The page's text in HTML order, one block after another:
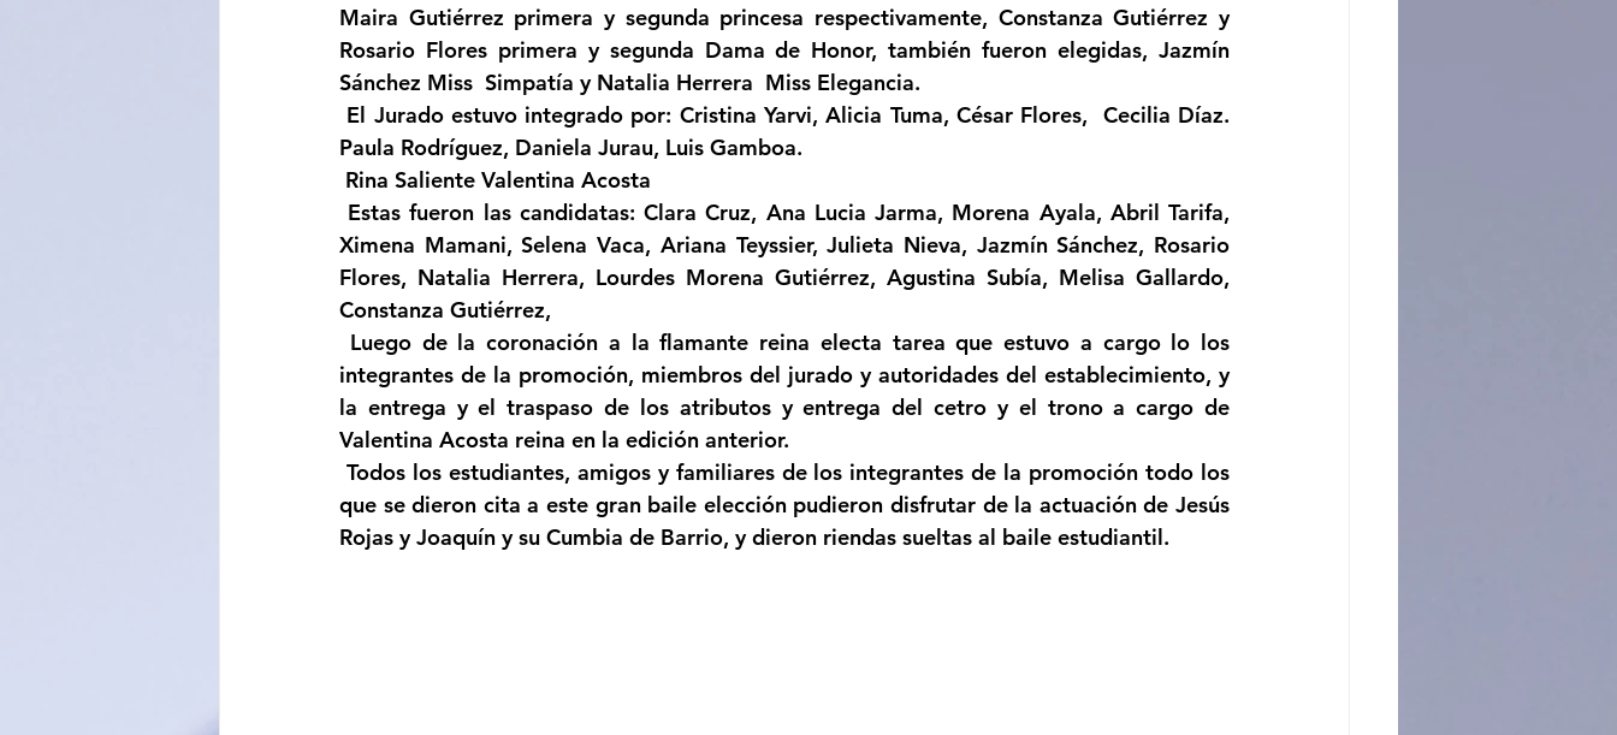
Categoría sin título Calilegua Categoría sin título Viajes
Maira Gutiérrez primera y segunda princesa respectivamente, Constanza Gutiérrez y
Rosario Flores primera y segunda Dama de Honor, también fueron elegidas, Jazmín
Sánchez Miss  Simpatía y Natalia Herrera  Miss Elegancia.
Paula Rodríguez, Daniela Jurau, Luis Gamboa.
Rina Saliente Valentina Acosta
Ximena Mamani, Selena Vaca, Ariana Teyssier, Julieta Nieva, Jazmín Sánchez, Rosario
Flores, Natalia Herrera, Lourdes Morena Gutiérrez, Agustina Subía, Melisa Gallardo,
Constanza Gutiérrez,
integrantes de la promoción, miembros del jurado y autoridades del establecimiento, y
la entrega y el traspaso de los atributos y entrega del cetro y el trono a cargo de
Valentina Acosta reina en la edición anterior.
que se dieron cita a este gran baile elección pudieron disfrutar de la actuación de Jesús
Rojas y Joaquín y su Cumbia de Barrio, y dieron riendas sueltas al baile estudiantil.